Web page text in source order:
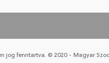
jog fenntartva. © 2020 - Magyar